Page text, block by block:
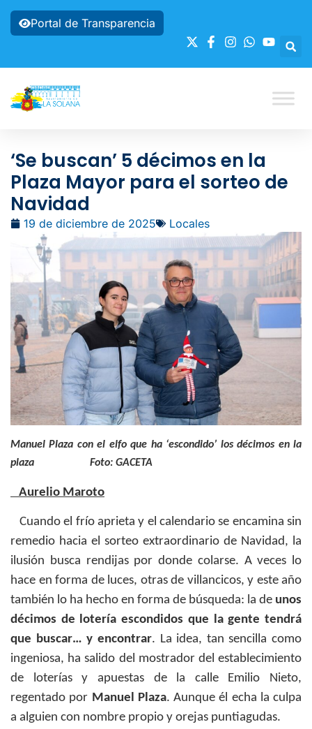
Portal de Transparencia
‘Se buscan’ 5 décimos en la
Plaza Mayor para el sorteo de
Navidad
19 de diciembre de 2025 Locales
Manuel Plaza con el elfo que ha ‘escondido’ los décimos en la
plaza Foto: GACETA
Aurelio Maroto
Cuando el frío aprieta y el calendario se encamina sin
remedio hacia el sorteo extraordinario de Navidad, la
ilusión busca rendijas por donde colarse. A veces lo
hace en forma de luces, otras de villancicos, y este año
también lo ha hecho en forma de búsqueda: la de unos
décimos de lotería escondidos que la gente tendrá
que buscar… y encontrar. La idea, tan sencilla como
ingeniosa, ha salido del mostrador del establecimiento
de loterías y apuestas de la calle Emilio Nieto,
regentado por Manuel Plaza. Aunque él echa la culpa
a alguien con nombre propio y orejas puntiagudas.